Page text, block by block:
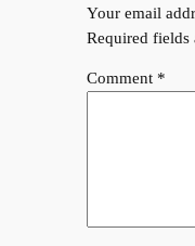
Your email
Required fields
Comment *